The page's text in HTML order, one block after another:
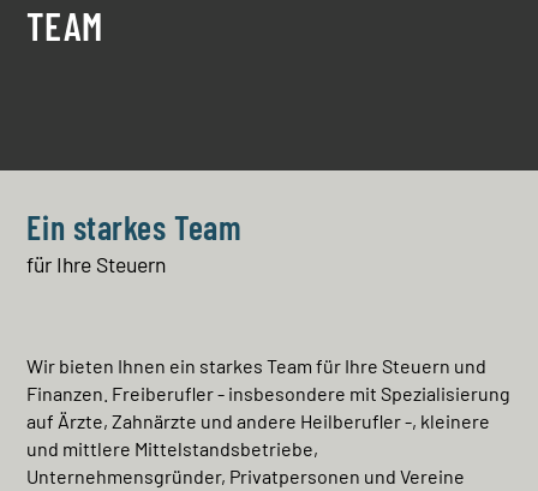
TEAM
Ein starkes Team
für Ihre Steuern
Wir bieten Ihnen ein starkes Team für Ihre Steuern und
Finanzen. Freiberufler - insbesondere mit Spezialisierung
auf Ärzte, Zahnärzte und andere Heilberufler -, kleinere
und mittlere Mittelstandsbetriebe,
Unternehmensgründer, Privatpersonen und Vereine